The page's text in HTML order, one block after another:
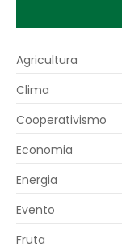
Agricultura
Clima
Cooperativismo
Economia
Energia
Evento
Fruta